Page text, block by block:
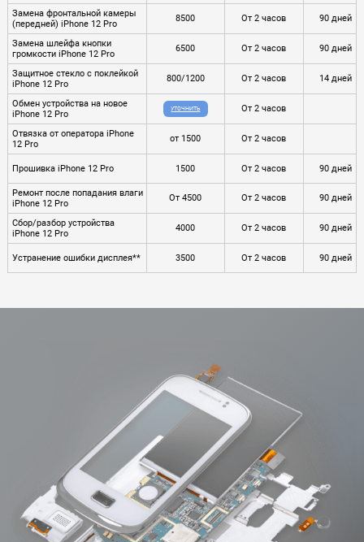
Замена фронтальной камеры
(передней) iPhone 12 Pro
8500 От 2 часов 90 дней
Замена шлейфа кнопки
громкости iPhone 12 Pro
6500 От 2 часов 90 дней
Защитное стекло с поклейкой
iPhone 12 Pro
800/1200 От 2 часов 14 дней
Обмен устройства на новое
iPhone 12 Pro
УТОЧНИТЬ От 2 часов
Отвязка от оператора iPhone
12 Pro
от 1500 От 2 часов
Прошивка iPhone 12 Pro 1500 От 2 часов 90 дней
Ремонт после попадания влаги
iPhone 12 Pro
От 4500 От 2 часов 90 дней
Сбор/разбор устройства
iPhone 12 Pro
4000 От 2 часов 90 дней
Устранение ошибки дисплея** 3500 От 2 часов 90 дней